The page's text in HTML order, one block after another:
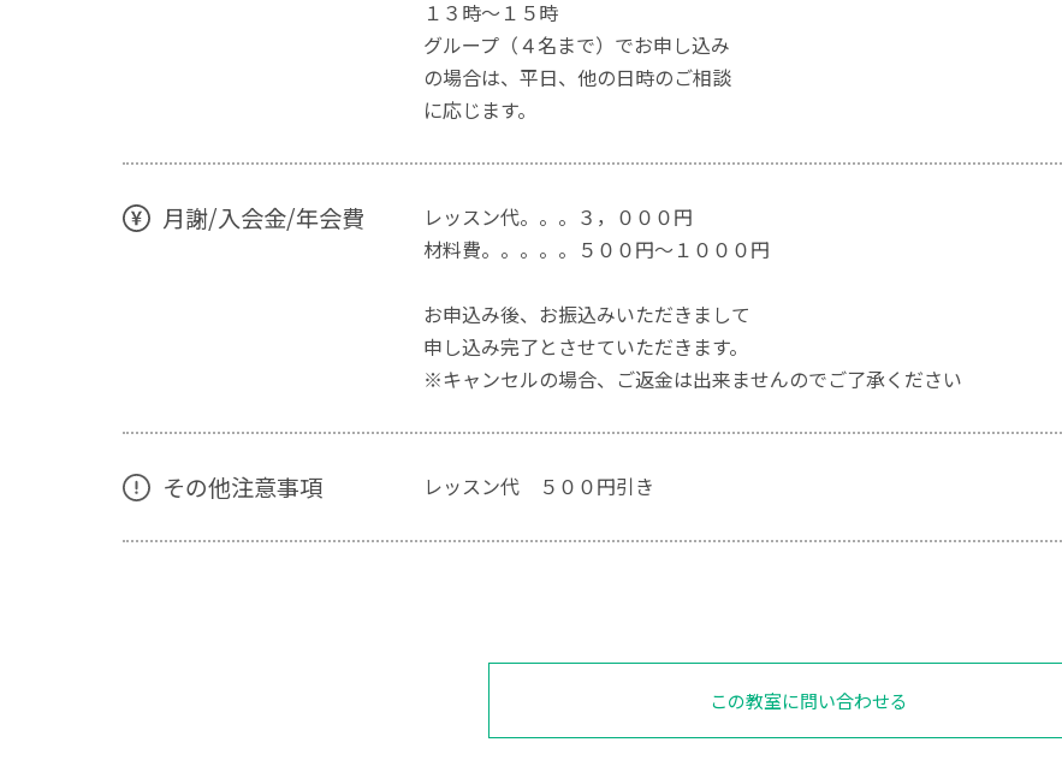
１３時～１５時
グループ（４名まで）でお申し込み
の場合は、平日、他の日時のご相談
に応じます。
月謝/入会金/年会費
レッスン代。。。３，０００円
材料費。。。。。５００円～１０００円
お申込み後、お振込みいただきまして
申し込み完了とさせていただきます。
※キャンセルの場合、ご返金は出来ませんのでご了承ください
その他注意事項 レッスン代 ５００円引き
この教室に問い合わせる